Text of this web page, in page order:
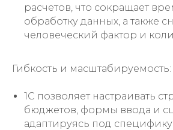
расчетов, что сокращает
обработку данных, а также
человеческий фактор и
Гибкость и масштабируемость:
1С позволяет настраивать
бюджетов, формы ввода и
адаптируясь под